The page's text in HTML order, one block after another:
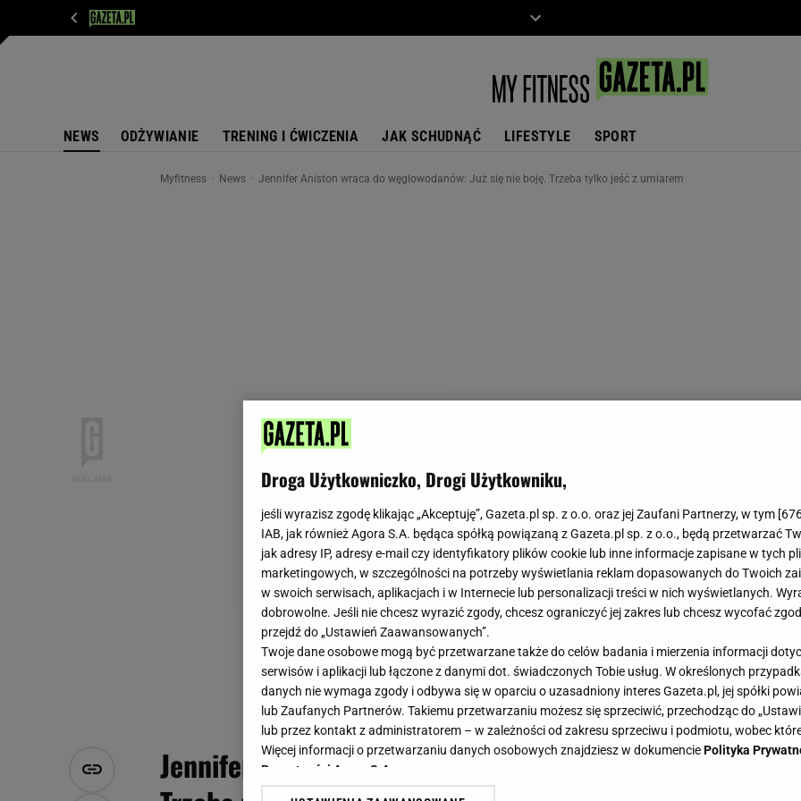
NEWS ODŻYWIANIE TRENING I ĆWICZENIA JAK SCHUDNĄĆ LIFESTYLE SPORT
Myfitness News Jennifer Aniston wraca do węglowodanów: Już się nie boję. Trzeba tylko jeść z umiarem
Jennifer Aniston wraca do węglowodanów: Już się nie
Droga Użytkowniczko, Drogi Użytkowniku,
jeśli wyrazisz zgodę klikając „Akceptuję”, Gazeta.pl sp. z o.o. oraz jej Zaufani Partnerzy, w tym [
IAB, jak również Agora S.A. będąca spółką powiązaną z Gazeta.pl sp. z o.o., będą przetwarzać
jak adresy IP, adresy e-mail czy identyfikatory plików cookie lub inne informacje zapisane w tych
marketingowych, w szczególności na potrzeby wyświetlania reklam dopasowanych do Twoich
w swoich serwisach, aplikacjach i w Internecie lub personalizacji treści w nich wyświetlanych.
dobrowolne. Jeśli nie chcesz wyrazić zgody, chcesz ograniczyć jej zakres lub chcesz wycofać
przejdź do „Ustawień Zaawansowanych”.
Twoje dane osobowe mogą być przetwarzane także do celów badania i mierzenia informacji
serwisów i aplikacji lub łączone z danymi dot. świadczonych Tobie usług. W określonych
danych nie wymaga zgody i odbywa się w oparciu o uzasadniony interes Gazeta.pl, jej spółki
lub Zaufanych Partnerów. Takiemu przetwarzaniu możesz się sprzeciwić, przechodząc do
lub przez kontakt z administratorem – w zależności od zakresu sprzeciwu i podmiotu, wobec
Więcej informacji o przetwarzaniu danych osobowych znajdziesz w dokumenciePolityka
Prywatności Agora S.A.